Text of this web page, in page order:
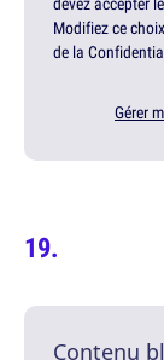
Modifiez ce
de la
Gérer
Contenu